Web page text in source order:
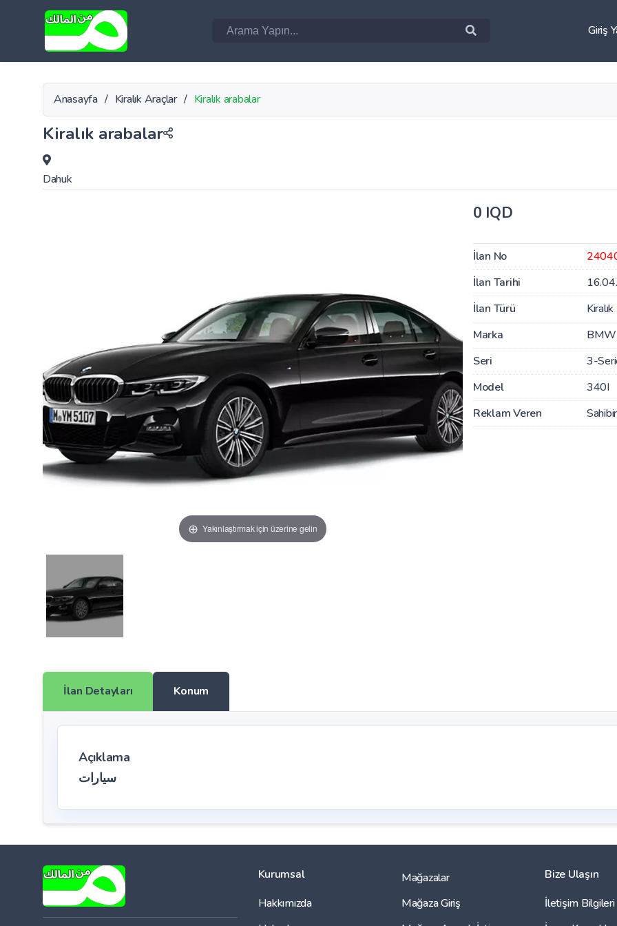
Giriş
Anasayfa / Kiralık Araçlar / Kiralık arabalar
Kiralık arabalar
Dahuk
Yakınlaştırmak için üzerine gelin
0 IQD
İlan No
İlan Tarihi
İlan Türü
Kiralık
Marka
BMW
Seri
3-
Model
340I
Reklam Veren
İlan Detayları Konum
Açıklama
سيارات
Kurumsal
Hakkımızda
Mağazalar
Mağaza Giriş
Bize Ulaşın
İletişim Bilgileri